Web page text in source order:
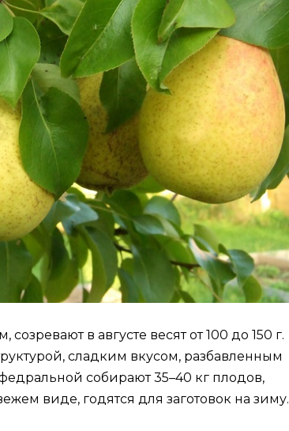
в августе весят от 100 до 150 г.
сладким вкусом, разбавленным
собирают 35–40 кг плодов,
виде, годятся для заготовок на зиму.